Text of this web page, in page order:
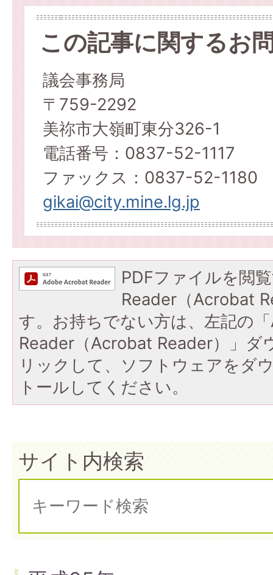
この記事に関するお
議会事務局
〒759-2292
美祢市大嶺町東分326-1
電話番号：0837-52-1117
ファックス：0837-52-1180
gikai@city.mine.lg.jp
PDFファイルを閲
Reader（Acrobat
す。お持ちでない方は、左記の
Reader（Acrobat Reader）」ダ
リックして、ソフトウェアをダ
トールしてください。
サイト内検索